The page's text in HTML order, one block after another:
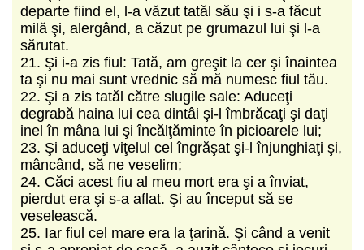
departe fiind el, l-a văzut tatăl său şi i s-a făcut
milă şi, alergând, a căzut pe grumazul lui şi l-a
sărutat.
21. Şi i-a zis fiul: Tată, am greşit la cer şi înaintea
ta şi nu mai sunt vrednic să mă numesc fiul tău.
22. Şi a zis tatăl către slugile sale: Aduceţi
degrabă haina lui cea dintâi şi-l îmbrăcaţi şi daţi
inel în mâna lui şi încălţăminte în picioarele lui;
23. Şi aduceţi viţelul cel îngrăşat şi-l înjunghiaţi şi,
mâncând, să ne veselim;
24. Căci acest fiu al meu mort era şi a înviat,
pierdut era şi s-a aflat. Şi au început să se
veselească.
25. Iar fiul cel mare era la ţarină. Şi când a venit